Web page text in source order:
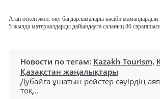
Атап өткен жөн, оқу бағдарламалары кәсіби мамандардың
5 жылда материалдарды дайындауға саланың 80
Новости по тегам: Kazakh Tourism,
Қазақстан жаңалықтары
Дубайға ұшатын рейстер сәуірдің
тоқ...